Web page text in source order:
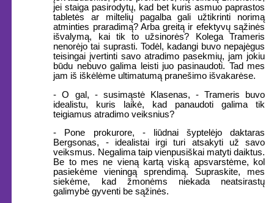
jei staiga pasirodytų, kad bet kuris asmuo paprastos
tabletės ar miltelių pagalba gali užtikrinti norimą
atminties praradimą? Arba greitą ir efektyvų sąžinės
išvalymą, kai tik to užsinorės? Kolega Trameris
nenorėjo tai suprasti. Todėl, kadangi buvo nepajėgus
teisingai įvertinti savo atradimo pasekmių, jam jokiu
būdu nebuvo galima leisti juo pasinaudoti. Tad mes
jam iš iškėlėme ultimatumą pranešimo išvakarėse.
- O gal, - susimąstė Klasenas, - Trameris buvo
idealistu, kuris laikė, kad panaudoti galima tik
teigiamus atradimo veiksnius?
- Pone prokurore, - liūdnai šyptelėjo daktaras
Bergsonas, - idealistai irgi turi atsakyti už savo
veiksmus. Negalima taip vienpusiškai matyti daiktus.
Be to mes ne vieną kartą viską apsvarstėme, kol
pasiekėme vieningą sprendimą. Supraskite, mes
siekėme, kad žmonėms niekada neatsirastų
galimybė gyventi be sąžinės.